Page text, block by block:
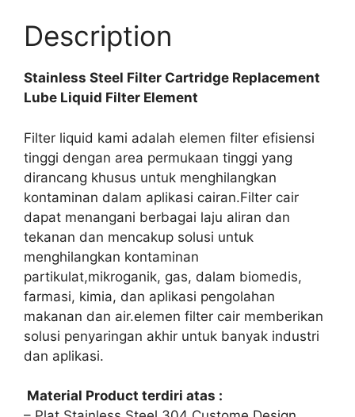
Description
Stainless Steel Filter Cartridge Replacement
Lube Liquid Filter Element
Filter liquid kami adalah elemen filter efisiensi
tinggi dengan area permukaan tinggi yang
dirancang khusus untuk menghilangkan
kontaminan dalam aplikasi cairan.Filter cair
dapat menangani berbagai laju aliran dan
tekanan dan mencakup solusi untuk
menghilangkan kontaminan
partikulat,mikroganik, gas, dalam biomedis,
farmasi, kimia, dan aplikasi pengolahan
makanan dan air.elemen filter cair memberikan
solusi penyaringan akhir untuk banyak industri
dan aplikasi.
Material Product terdiri atas :